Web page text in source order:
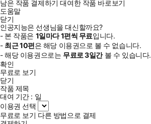
남은 작품 결제하기 대여한 작품 바로보기
도움말
닫기
인공지능은 선생님을 대신할까요?
- 본 작품은 1일마다1편씩 무료입니다.
- 최근10편은 해당 이용권으로 볼 수 없습니다.
- 해당 이용권으로는 무료로3일간볼 수 있습니다.
확인
무료로 보기
닫기
작품 제목
대여 기간 : 일
이용권 선택
무료로 보기 다른 방법으로 결제